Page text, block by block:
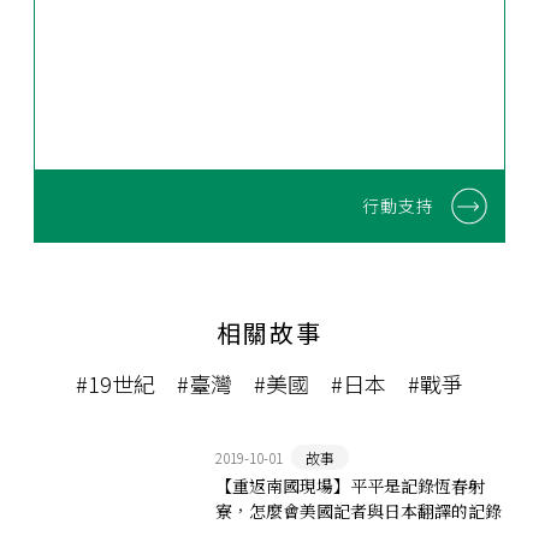
行動支持
相關故事
#19世紀 #臺灣 #美國 #日本 #戰爭
2019-10-01 故事
【重返南國現場】平平是記錄恆春射
寮，怎麼會美國記者與日本翻譯的記錄